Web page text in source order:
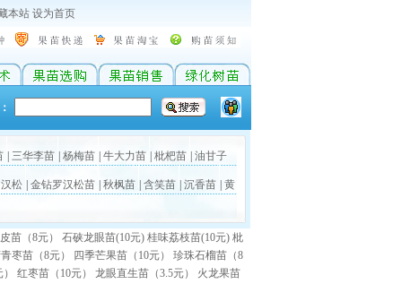
本站 设为首页
三华李苗 杨梅苗 牛大力苗 枇杷苗 油甘子
松 金钻罗汉松苗 秋枫苗 含笑苗 沉香苗 黄
苗（8元） 石硖龙眼苗(10元) 桂味荔枝苗(10元) 枇
枣苗（8元） 四季芒果苗（10元） 珍珠石榴苗（8
红枣苗（10元） 龙眼直生苗（3.5元） 火龙果苗